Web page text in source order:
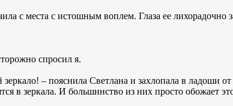
с места с истошным воплем. Глаза ее лихорадочно
спросил я.
– пояснила Светлана и захлопала в ладоши
в зеркала. И большинство из них просто обожает